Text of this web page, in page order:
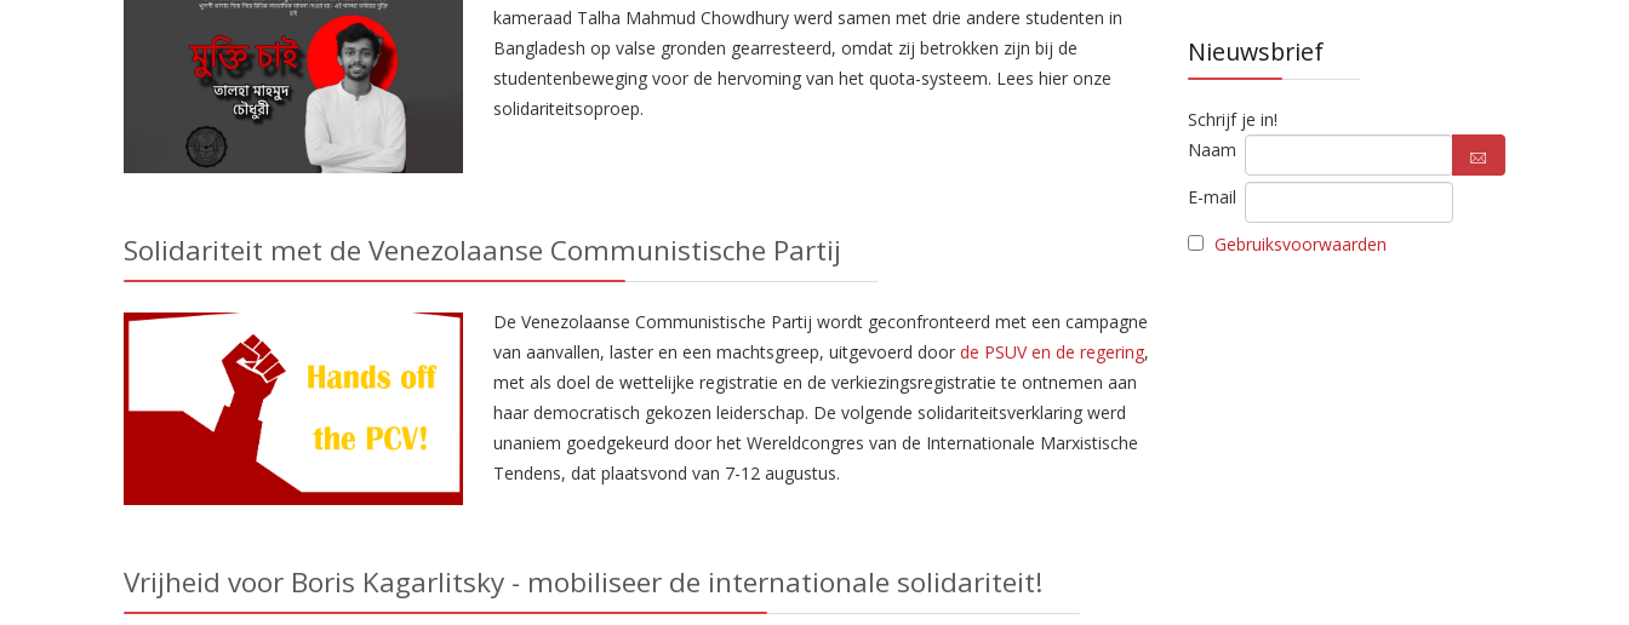
kameraad Talha Mahmud Chowdhury werd samen met drie andere studenten in
Bangladesh op valse gronden gearresteerd, omdat zij betrokken zijn bij de
studentenbeweging voor de hervoming van het quota-systeem. Lees hier onze
solidariteitsoproep.
Solidariteit met de Venezolaanse Communistische Partij
De Venezolaanse Communistische Partij wordt geconfronteerd met een campagne
van aanvallen, laster en een machtsgreep, uitgevoerd door de PSUV en de regering,
met als doel de wettelijke registratie en de verkiezingsregistratie te ontnemen aan
haar democratisch gekozen leiderschap. De volgende solidariteitsverklaring werd
unaniem goedgekeurd door het Wereldcongres van de Internationale Marxistische
Tendens, dat plaatsvond van 7-12 augustus.
Vrijheid voor Boris Kagarlitsky - mobiliseer de internationale solidariteit!
Nieuwsbrief
Schrijf je in!
Naam
E-mail
Gebruiksvoorwaarden